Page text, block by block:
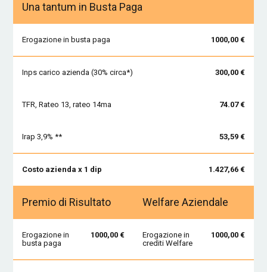
Una tantum in Busta Paga
Erogazione in busta paga 1000,00 €
Inps carico azienda (30% circa*) 300,00 €
TFR, Rateo 13, rateo 14ma 74.07 €
Irap 3,9% ** 53,59 €
Costo azienda x 1 dip 1.427,66 €
Premio di Risultato
Erogazione in
busta paga
1000,00 €
Welfare Aziendale
Erogazione in
crediti Welfare
1000,00 €